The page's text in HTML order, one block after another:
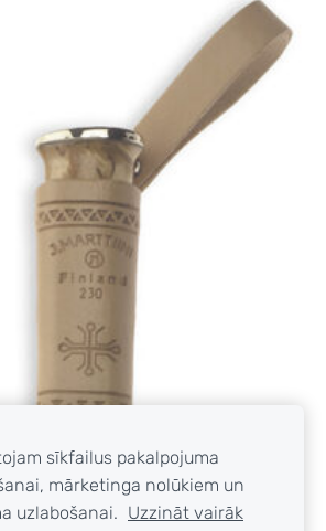
sīkfailus pakalpojuma
mārketinga nolūkiem un
uzlabošanai. Uzzināt vairāk